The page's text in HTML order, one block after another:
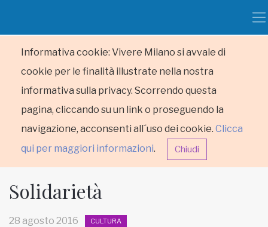
Informativa cookie: Vivere Milano si avvale di
cookie per le finalità illustrate nella nostra
informativa sulla privacy. Scorrendo questa
pagina, cliccando su un link o proseguendo la
navigazione, acconsenti all´uso dei cookie. Clicca
qui per maggiori informazioni. Chiudi
Solidarietà
28 agosto 2016 CULTURA